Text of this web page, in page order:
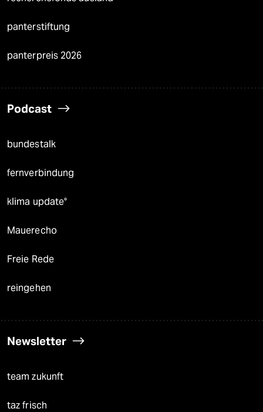
panterstiftung
panterpreis 2026
Podcast
bundestalk
fernverbindung
klima update°
Mauerecho
Freie Rede
reingehen
Newsletter
team zukunft
taz frisch